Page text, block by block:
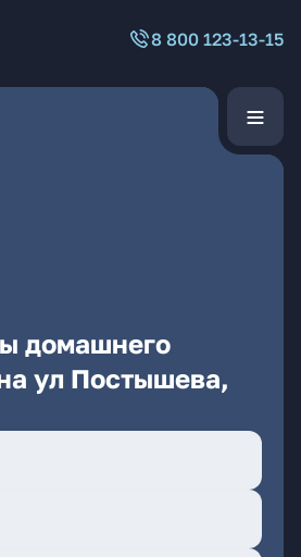
8 800 123-13-15
домашнего
ул Постышева,